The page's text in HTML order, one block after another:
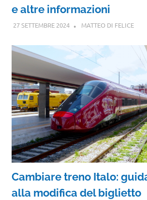
e altre informazioni
27 SETTEMBRE 2024 MATTEO DI FELICE
Cambiare treno Italo:
alla modifica del biglietto